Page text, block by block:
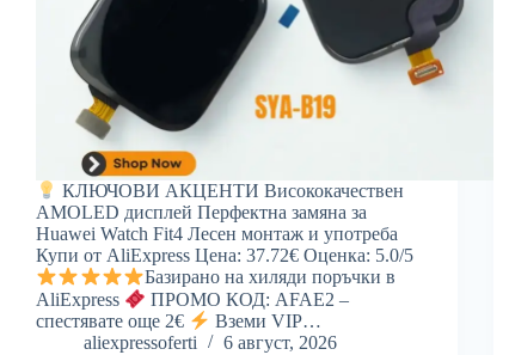
КЛЮЧОВИ АКЦЕНТИ Висококачествен
AMOLED дисплей Перфектна замяна за
Huawei Watch Fit4 Лесен монтаж и употреба
Купи от AliExpress Цена: 37.72€ Оценка: 5.0/5
Базирано на хиляди поръчки в
AliExpress
ПРОМО КОД: AFAE2 –
спестявате още 2€
Вземи VIP…
aliexpressoferti
6 август, 2026